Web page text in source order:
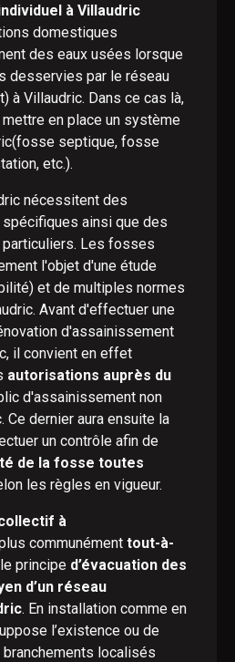
à Villaudric
domestiques
des eaux usées lorsque
desservies par le réseau
à Villaudric. Dans ce cas là,
en place un système
septique, fosse
etc.).
nécessitent des
spécifiques ainsi que des
Les fosses
l'objet d'une étude
et de multiples normes
Avant d'effectuer une
d'assainissement
il convient en effet
autorisations auprès du
d'assainissement non
Ce dernier aura ensuite la
un contrôle afin de
de la fosse toutes
les règles en vigueur.
à
communément tout-à-
principe d’évacuation des
d’un réseau
. En installation comme en
l’existence ou de
localisés